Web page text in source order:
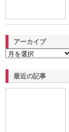
アーカイブ
最近の記事